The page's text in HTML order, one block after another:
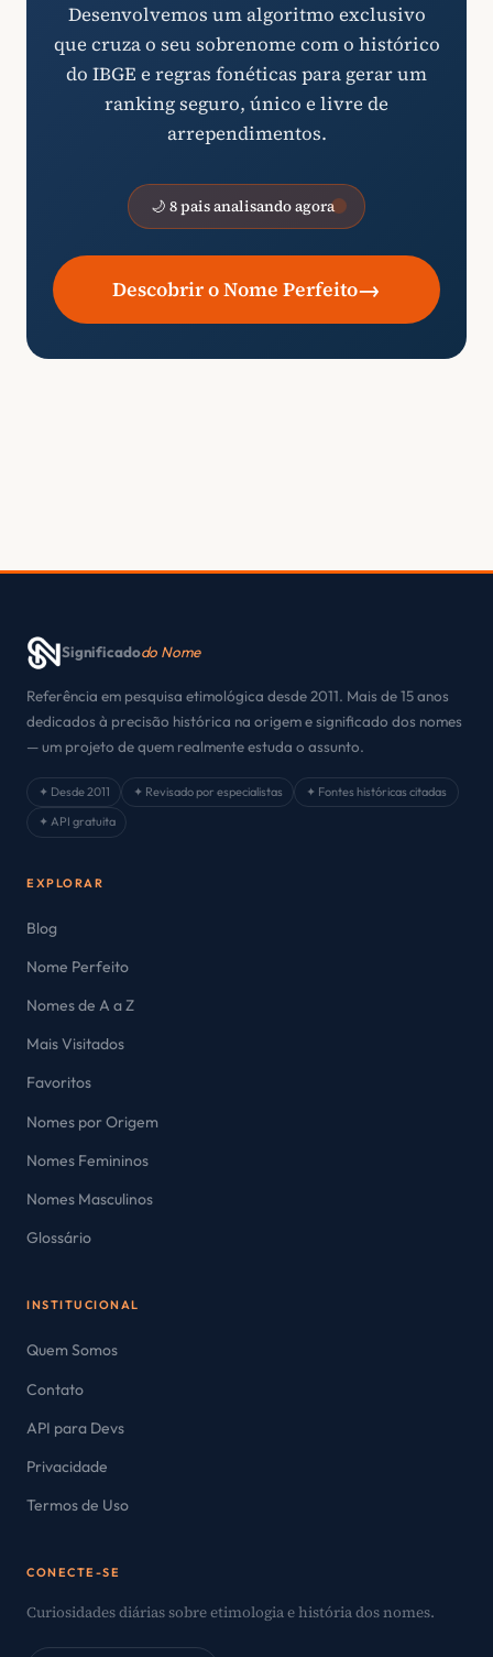
Desenvolvemos um algoritmo exclusivo
que cruza o seu sobrenome com o histórico
do IBGE e regras fonéticas para gerar um
ranking seguro, único e livre de
arrependimentos.
🌙 8 pais analisando agora
Descobrir o Nome Perfeito→
Significadodo Nome
Referência em pesquisa etimológica desde 2011. Mais de 15 anos
dedicados à precisão histórica na origem e significado dos nomes
— um projeto de quem realmente estuda o assunto.
✦ Desde 2011 ✦ Revisado por especialistas
✦ Fontes históricas citadas
✦ API gratuita
EXPLORAR
Blog
Nome Perfeito
Nomes de A a Z
Mais Visitados
Favoritos
Nomes por Origem
Nomes Femininos
Nomes Masculinos
Glossário
INSTITUCIONAL
Quem Somos
Contato
API para Devs
Privacidade
Termos de Uso
CONECTE-SE
Curiosidades diárias sobre etimologia e história dos nomes.